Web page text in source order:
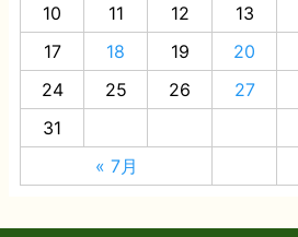
10
11 12 13
17
18 19 20
24
25 26 27
31
« 7月